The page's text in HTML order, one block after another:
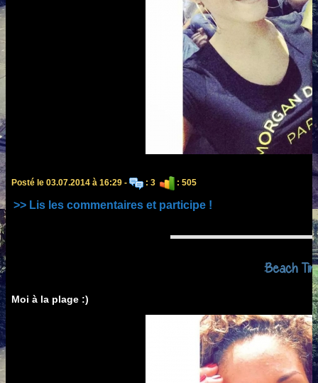
Posté le 03.07.2014 à 16:29 - : 3 : 505
>> Lis les commentaires et participe !
:Beach
Moi à la plage :)